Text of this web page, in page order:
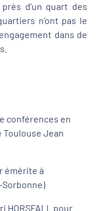
d’un quart des
n’ont pas le
dans de
conférences en
Jean
émérite à
Sorbonne)
HORSFALL pour